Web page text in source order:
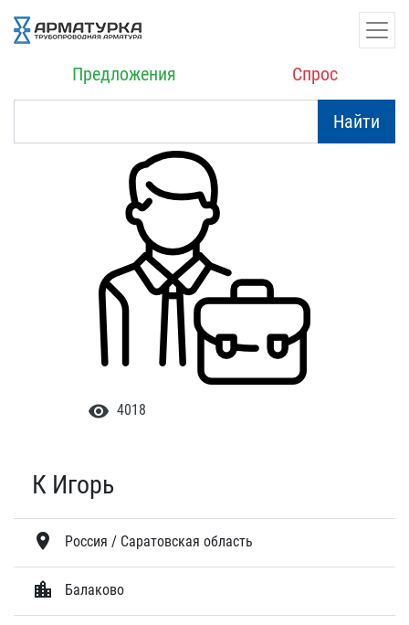
Предложения Спрос
Найти
visibility 4018
К Игорь
location_on Россия / Саратовская область
location_city Балаково